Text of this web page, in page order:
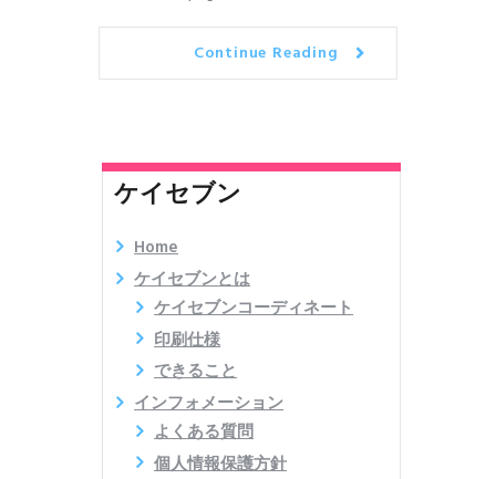
Continue Reading
ケイセブン
Home
ケイセブンとは
ケイセブンコーディネート
印刷仕様
できること
インフォメーション
よくある質問
個人情報保護方針